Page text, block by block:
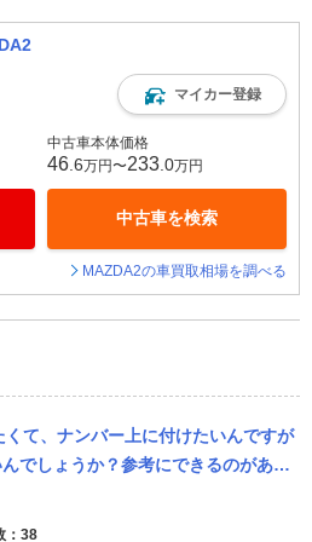
マイカー登録
中古車本体価格
46 .6万円〜233 .0万円
中古車を検索
MAZDA2の車買取相場を調べる
て、ナンバー上に付けたいんですが
でしょうか？参考にできるのがあれ
： 38